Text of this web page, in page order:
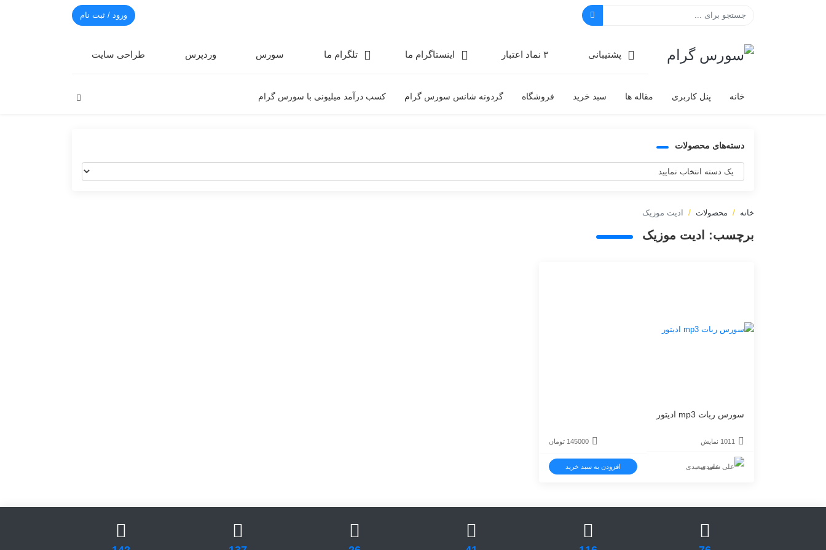
ورود / ثبت نام
سورس گرام
پشتیبانی ۳ نماد اعتبار اینستاگرام ما تلگرام ما سورس وردپرس طراحی سایت
خانه پنل کاربری مقاله ها سبد خرید فروشگاه گردونه شانس سورس گرام کسب درآمد میلیونی با سورس گرام
دسته‌های محصولات
خانه محصولات ادیت موزیک
برچسب: ادیت موزیک
سورس ربات mp3 ادیتور
1011 نمایش 145000 تومان
علی سعیدی افزودن به سبد خرید